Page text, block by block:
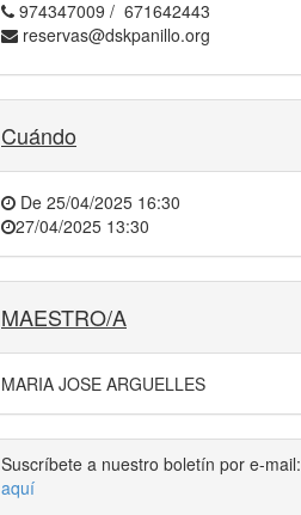
974347009 / 671642443
reservas@dskpanillo.org
Cuándo
De 25/04/2025 16:30
27/04/2025 13:30
MAESTRO/A
MARIA JOSE ARGUELLES
Suscríbete a nuestro boletín por e-mail:
aquí